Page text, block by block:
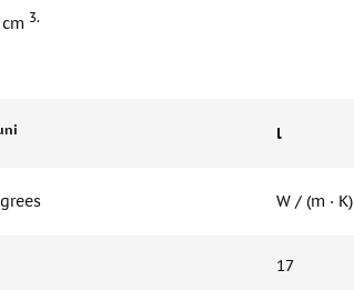
3.
l
W / (m · K)
17